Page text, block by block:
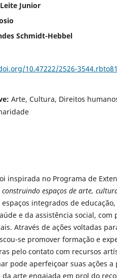
Junior
Schmidt-Hebbel
10.47222/2526-
Arte, Cultura, Direitos
inspirada no Programa de
espaços de arte,
integrados de
e da assistência social, com
Através de ações voltadas
se promover formação e
pelo contato com recursos
pode aperfeiçoar suas ações
da arte engajada em prol do